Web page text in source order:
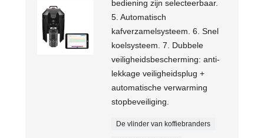
bediening zijn selecteerbaar.
5. Automatisch
kafverzamelsysteem. 6. Snel
koelsysteem. 7. Dubbele
veiligheidsbescherming: anti-
lekkage veiligheidsplug +
automatische verwarming
stopbeveiliging.
De vlinder van koffiebranders